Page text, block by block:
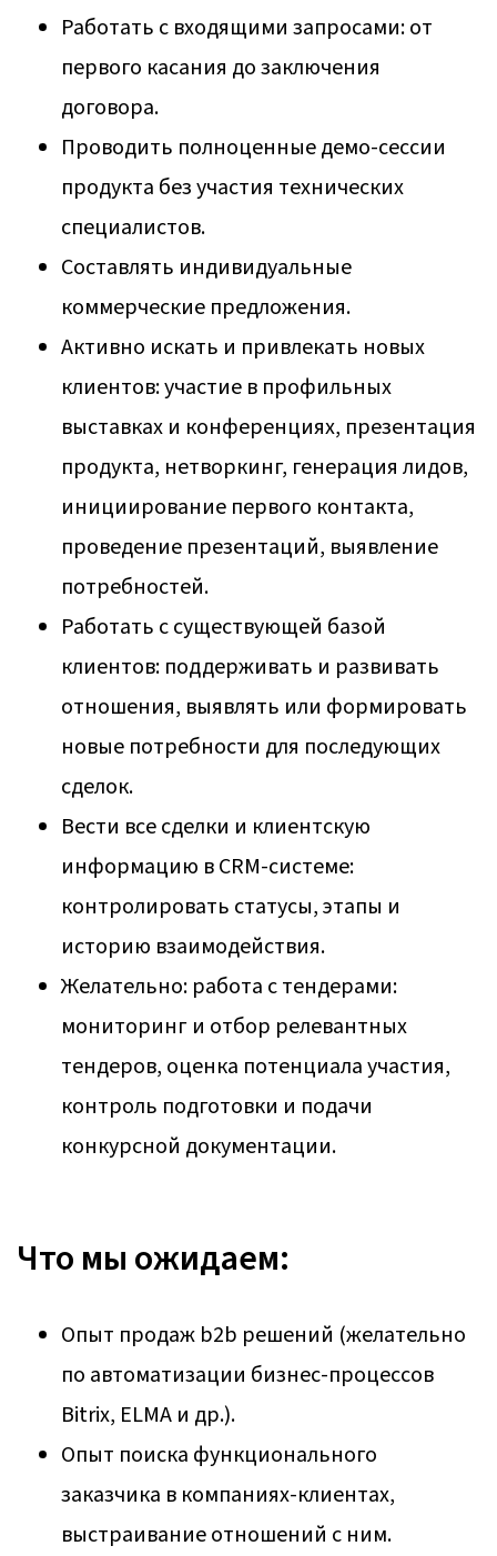
Работать с входящими запросами: от
первого касания до заключения
договора.
Проводить полноценные демо-сессии
продукта без участия технических
специалистов.
Составлять индивидуальные
коммерческие предложения.
Активно искать и привлекать новых
клиентов: участие в профильных
выставках и конференциях, презентация
продукта, нетворкинг, генерация лидов,
инициирование первого контакта,
проведение презентаций, выявление
потребностей.
Работать с существующей базой
клиентов: поддерживать и развивать
отношения, выявлять или формировать
новые потребности для последующих
сделок.
Вести все сделки и клиентскую
информацию в CRM-системе:
контролировать статусы, этапы и
историю взаимодействия.
Желательно: работа с тендерами:
мониторинг и отбор релевантных
тендеров, оценка потенциала участия,
контроль подготовки и подачи
конкурсной документации.
Что мы ожидаем:
Опыт продаж b2b решений (желательно
по автоматизации бизнес-процессов
Bitrix, ELMA и др.).
Опыт поиска функционального
заказчика в компаниях-клиентах,
выстраивание отношений с ним.